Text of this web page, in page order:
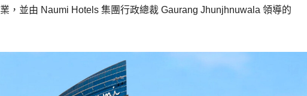
，並由 Naumi Hotels 集團行政總裁 Gaurang Jhunjhnuwala 領導的